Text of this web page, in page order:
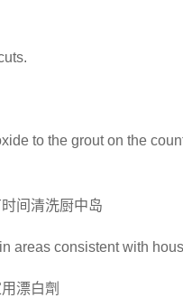
to the grout on the
间清洗厨中岛
areas consistent with
漂白劑